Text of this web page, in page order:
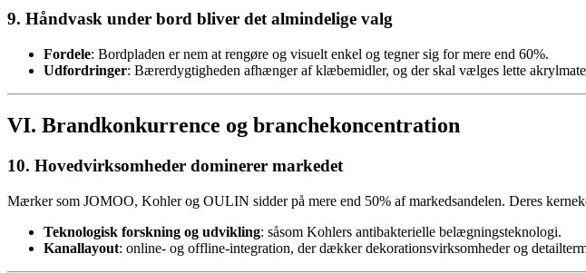
9. Håndvask under bord bliver det almindelige valg
Fordele: Bordpladen er nem at rengøre og visuelt enkel og tegner sig for mere end 60%.
Udfordringer: Bærerdygtigheden afhænger af klæbemidler, og der skal vælges lette
VI. Brandkonkurrence og branchekoncentration
10. Hovedvirksomheder dominerer markedet
Mærker som JOMOO, Kohler og OULIN sidder på mere end 50% af markedsandelen. Deres
Teknologisk forskning og udvikling: såsom Kohlers antibakterielle belægningsteknologi.
Kanallayout: online- og offline-integration, der dækker dekorationsvirksomheder og